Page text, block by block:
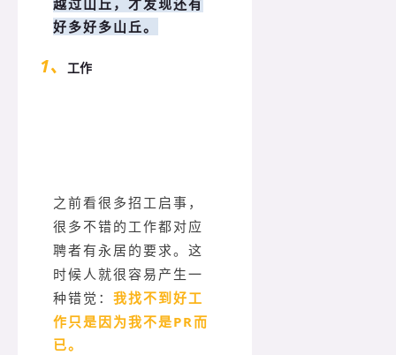
越过山丘，才发现还有
好多好多山丘。
1、 工作
之前看很多招工启事，
很多不错的工作都对应
聘者有永居的要求。这
时候人就很容易产生一
种错觉： 我找不到好工
作只是因为我不是PR而
已。